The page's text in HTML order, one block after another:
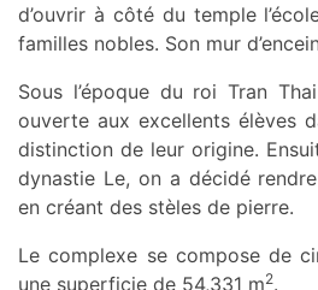
d’ouvrir à côté du temple
familles nobles. Son mur
Sous l’époque du roi Tran
ouverte aux excellents élèves
distinction de leur origine.
dynastie Le, on a décidé
en créant des stèles de pierre.
Le complexe se compose de
une superficie de 54,331 m2.